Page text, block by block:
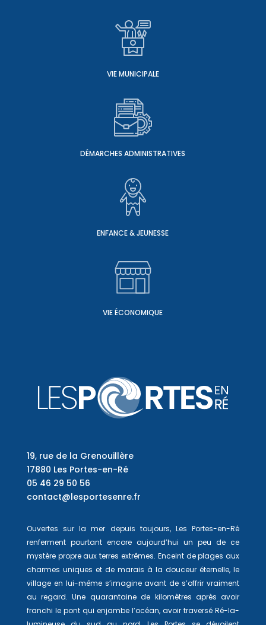
VIE MUNICIPALE
DÉMARCHES ADMINISTRATIVES
ENFANCE & JEUNESSE
VIE ÉCONOMIQUE
19, rue de la Grenouillère
17880 Les Portes-en-Ré
05 46 29 50 56
contact@lesportesenre.fr
Ouvertes sur la mer depuis toujours, Les Portes-en-Ré
renferment pourtant encore aujourd’hui un peu de ce
mystère propre aux terres extrêmes. Enceint de plages aux
charmes uniques et de marais à la douceur éternelle, le
village en lui-même s’imagine avant de s’offrir vraiment
au regard. Une quarantaine de kilomètres après avoir
franchi le pont qui enjambe l’océan, avoir traversé Ré-la-